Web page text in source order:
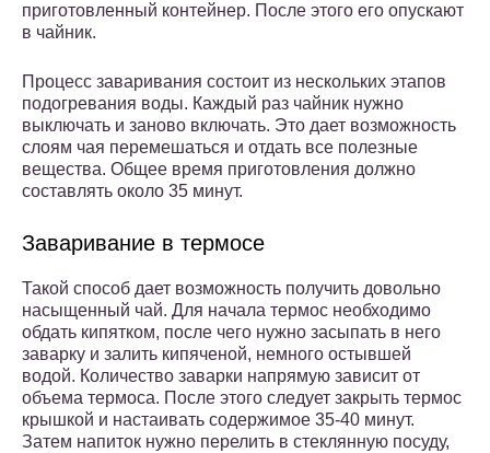
приготовленный контейнер. После этого его опускают
в чайник.
Процесс заваривания состоит из нескольких этапов
подогревания воды. Каждый раз чайник нужно
выключать и заново включать. Это дает возможность
слоям чая перемешаться и отдать все полезные
вещества. Общее время приготовления должно
составлять около 35 минут.
Заваривание в термосе
Такой способ дает возможность получить довольно
насыщенный чай. Для начала термос необходимо
обдать кипятком, после чего нужно засыпать в него
заварку и залить кипяченой, немного остывшей
водой. Количество заварки напрямую зависит от
объема термоса. После этого следует закрыть термос
крышкой и настаивать содержимое 35-40 минут.
Затем напиток нужно перелить в стеклянную посуду,